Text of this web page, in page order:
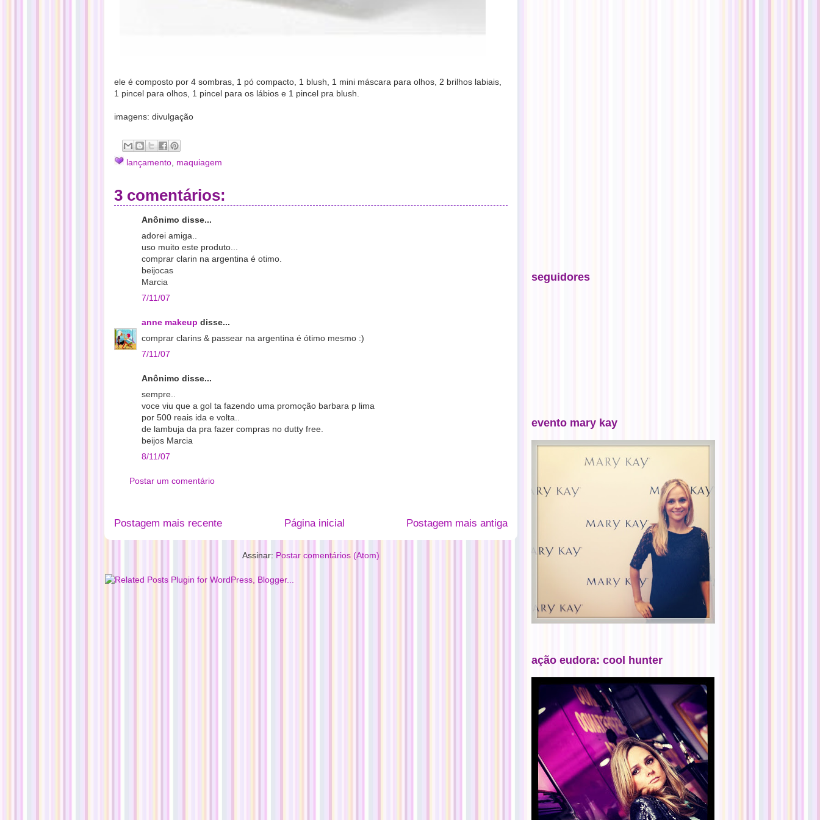
ele é composto por 4 sombras, 1 pó compacto, 1 blush, 1 mini máscara para olhos, 2 brilhos labiais,
1 pincel para olhos, 1 pincel para os lábios e 1 pincel pra blush.
imagens: divulgação
lançamento maquiagem
3 comentários:
Anônimo disse...
adorei amiga..
uso muito este produto...
comprar clarin na argentina é otimo.
beijocas
Marcia
7/11/07
anne makeup disse...
comprar clarins & passear na argentina é ótimo mesmo :)
7/11/07
Anônimo disse...
sempre..
voce viu que a gol ta fazendo uma promoção barbara p lima
por 500 reais ida e volta..
de lambuja da pra fazer compras no dutty free.
beijos Marcia
8/11/07
Postar um comentário
Postagem mais recente Postagem mais antiga
Página inicial
Assinar: Postar comentários (Atom)
seguidores
evento mary kay
ação eudora: cool hunter